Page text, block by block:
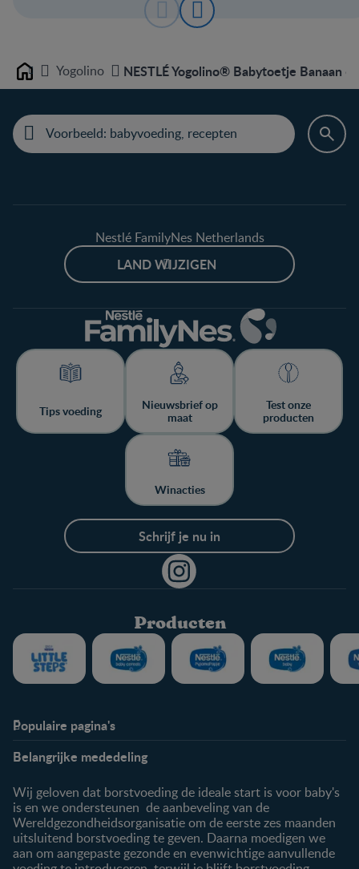
Home Yogolino NESTLÉ Yogolino® Babytoetje Banaan
Nestlé FamilyNes Netherlands
LAND WIJZIGEN
Tips voeding
Nieuwsbrief op
maat
Test onze
producten
Winacties
Schrijf je nu in
Producten
Populaire pagina's
Veelgestelde vragen
Over ons
Contact
Inloggen / inschrijven
Producten
Onze producten
Belangrijke mededeling
Wij geloven dat borstvoeding de ideale start is voor baby's
is en we ondersteunen de aanbeveling van de
Wereldgezondheidsorganisatie om de eerste zes maanden
uitsluitend borstvoeding te geven. Daarna moedigen we
aan om aangepaste gezonde en evenwichtige aanvullende